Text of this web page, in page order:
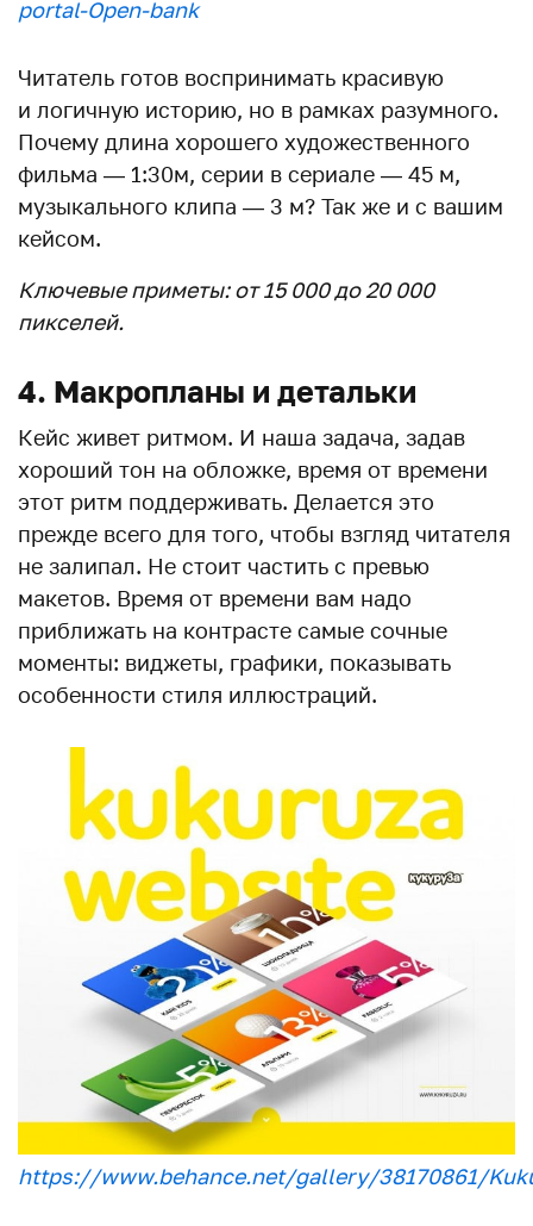
portal-Open-bank
Читатель готов воспринимать красивую
и логичную историю, но в рамках разумного.
Почему длина хорошего художественного
фильма — 1:30м, серии в сериале — 45 м,
музыкального клипа — 3 м? Так же и с вашим
кейсом.
Ключевые приметы: от 15 000 до 20 000
пикселей.
4. Макропланы и детальки
Кейс живет ритмом. И наша задача, задав
хороший тон на обложке, время от времени
этот ритм поддерживать. Делается это
прежде всего для того, чтобы взгляд читателя
не залипал. Не стоит частить с превью
макетов. Время от времени вам надо
приближать на контрасте самые сочные
моменты: виджеты, графики, показывать
особенности стиля иллюстраций.
https://www.behance.net/gallery/38170861/